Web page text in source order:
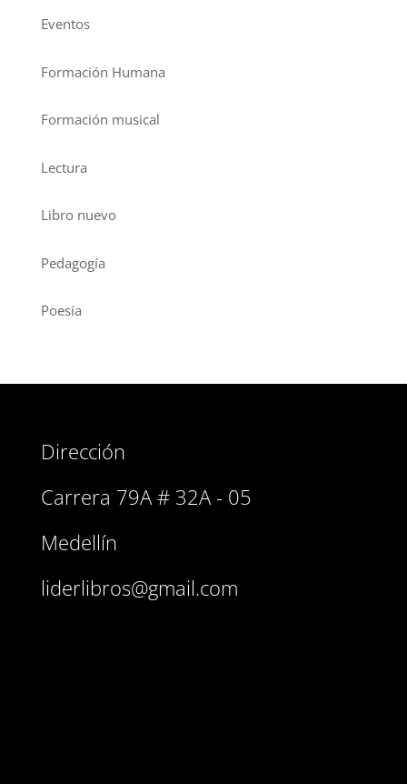
Eventos
Formación Humana
Formación musical
Lectura
Libro nuevo
Pedagogía
Poesía
Dirección
Carrera 79A # 32A - 05
Medellín
liderlibros@gmail.com